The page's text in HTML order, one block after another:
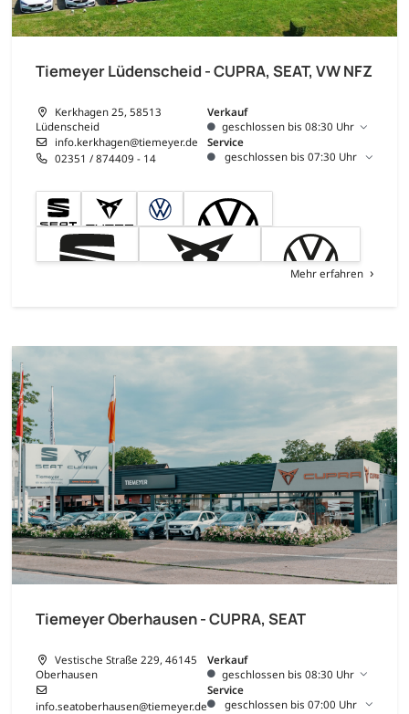
Tiemeyer Lüdenscheid - CUPRA, SEAT, VW NFZ
Kerkhagen 25, 58513
Lüdenscheid
info.kerkhagen@tiemeyer.de
02351 / 874409 - 14
Verkauf
geschlossen bis 08:30 Uhr
Service
geschlossen bis 07:30 Uhr
Mehr erfahren
Tiemeyer Oberhausen - CUPRA, SEAT
Vestische Straße 229, 46145
Oberhausen
info.seatoberhausen@tiemeyer.de
Verkauf
geschlossen bis 08:30 Uhr
Service
geschlossen bis 07:00 Uhr